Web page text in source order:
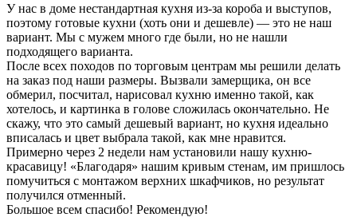
У нас в доме нестандартная кухня из-за короба и выступов,
поэтому готовые кухни (хоть они и дешевле) — это не наш
вариант. Мы с мужем много где были, но не нашли
подходящего варианта.
После всех походов по торговым центрам мы решили делать
на заказ под наши размеры. Вызвали замерщика, он все
обмерил, посчитал, нарисовал кухню именно такой, как
хотелось, и картинка в голове сложилась окончательно. Не
скажу, что это самый дешевый вариант, но кухня идеально
вписалась и цвет выбрала такой, как мне нравится.
Примерно через 2 недели нам установили нашу кухню-
красавицу! «Благодаря» нашим кривым стенам, им пришлось
помучиться с монтажом верхних шкафчиков, но результат
получился отменный.
Большое всем спасибо! Рекомендую!